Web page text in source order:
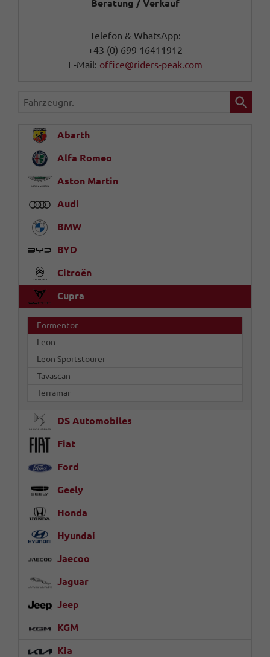
Beratung / Verkauf
Telefon & WhatsApp:
+43 (0) 699 16411912
E-Mail: office@riders-peak.com
Fahrzeugnr.
Abarth
Alfa Romeo
Aston Martin
Audi
BMW
BYD
Citroën
Cupra
Formentor
Leon
Leon Sportstourer
Tavascan
Terramar
DS Automobiles
Fiat
Ford
Geely
Honda
Hyundai
Jaecoo
Jaguar
Jeep
KGM
Kia